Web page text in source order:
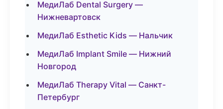
МедиЛаб Dental Surgery —
Нижневартовск
МедиЛаб Esthetic Kids — Нальчик
МедиЛаб Implant Smile — Нижний
Новгород
МедиЛаб Therapy Vital — Санкт-
Петербург